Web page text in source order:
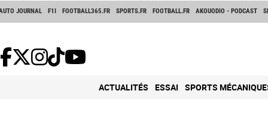
JOURNAL F1I FOOTBALL365.FR SPORTS.FR FOOTBALL.FR AKOUODIO - PODCAST
ACTUALITÉS ESSAI SPORTS